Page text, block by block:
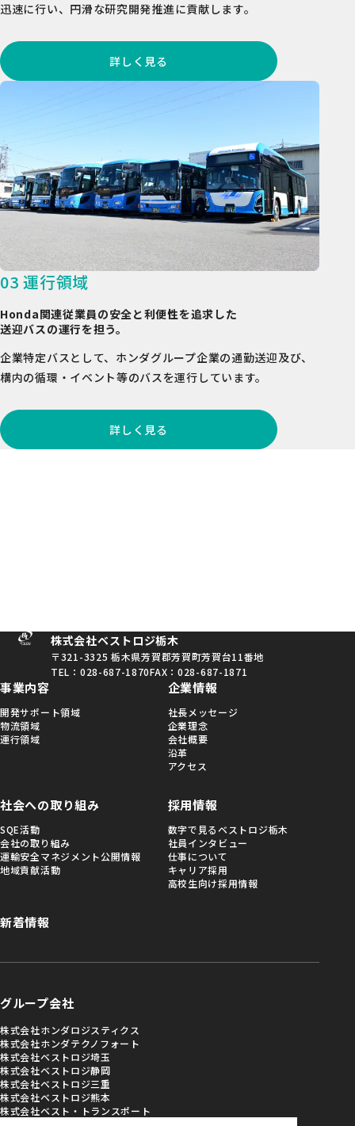
迅速に行い、 円滑な研究開発推進に貢献します。
詳しく見る
03 運行領域
Honda関連従業員の安全と利便性を追求した
送迎バスの運行を担う。
企業特定バスとして、ホンダグループ企業の通勤送迎及び、
構内の循環・イベント等のバスを運行しています。
詳しく見る
CONTACT
株式会社ベストロジ栃木
〒321-3325 栃木県芳賀郡芳賀町芳賀台11番地
TEL：028-687-1870FAX：028-687-1871
事業内容
開発サポート領域
物流領域
運行領域
企業情報
社長メッセージ
企業理念
会社概要
沿革
アクセス
社会への取り組み
SQE活動
会社の取り組み
運輸安全マネジメント公開情報
地域貢献活動
新着情報
採用情報
数字で見るベストロジ栃木
社員インタビュー
仕事について
キャリア採用
高校生向け採用情報
グループ会社
株式会社ホンダロジスティクス
株式会社ホンダテクノフォート
株式会社ベストロジ埼玉
株式会社ベストロジ静岡
株式会社ベストロジ三重
株式会社ベストロジ熊本
株式会社ベスト・トランスポート